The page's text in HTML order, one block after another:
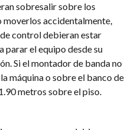
sobresalir sobre los
moverlos accidentalmente,
control debieran estar
parar el equipo desde su
Si el montador de banda no
máquina o sobre el banco de
metros sobre el piso.